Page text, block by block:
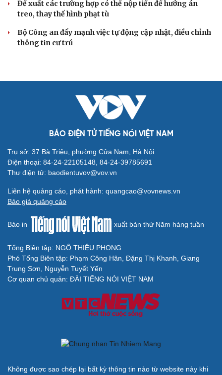
liên quan
Truy tố tài xế xe tải vụ nữ sinh tử vong ở Vĩnh
Long
Đối tượng điều hành tổ chức phản động núp bóng tôn
giáo lĩnh án 7 năm 6 tháng tù
Vụ gian lận thi tại Tuyên Quang: Khởi tố thêm 2 người,
nâng tổng số lên 29 bị can
Đoàn Bảo Châu bị phạt 7 năm tù về hành vi tuyên truyền
chống Nhà nước
Truy tố Mr Pips, Shark Bình trong vụ án lừa đảo 1.600 tỷ
Bê bối thi THPT ở Tuyên Quang, Quảng Trị: Thí